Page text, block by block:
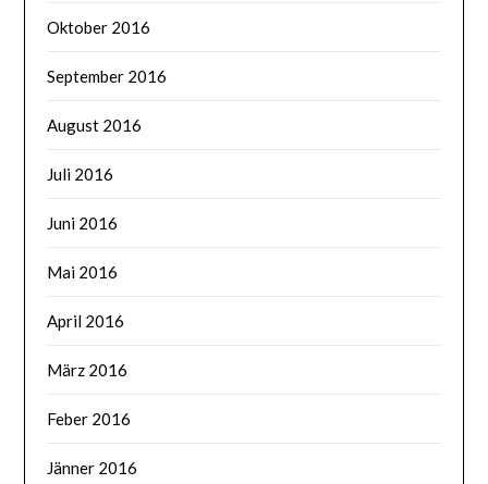
Oktober 2016
September 2016
August 2016
Juli 2016
Juni 2016
Mai 2016
April 2016
März 2016
Feber 2016
Jänner 2016